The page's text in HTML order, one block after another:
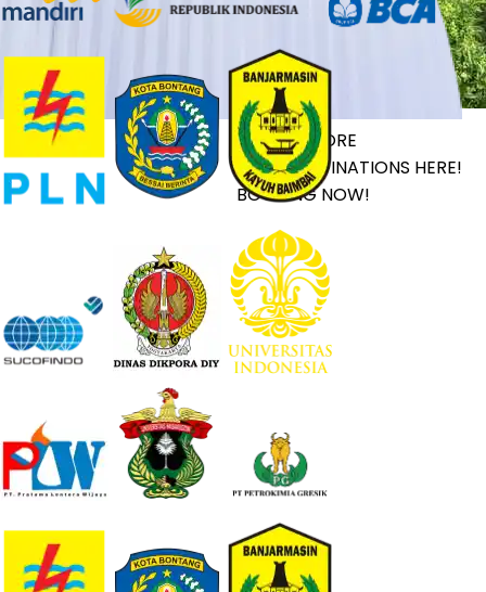
LET’S EXPLORE
YOUR DESTINATIONS HERE!
BOOKING NOW!